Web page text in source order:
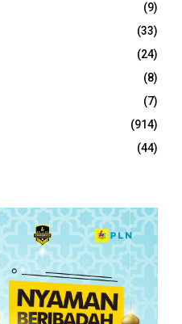
(9)
(33)
(24)
(8)
(7)
(914)
(44)